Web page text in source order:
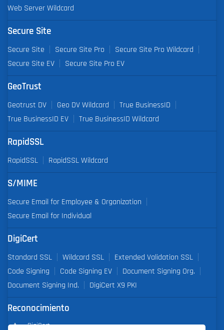
Web Server Wildcard
Secure Site
Secure Site Secure Site Pro
Secure Site Pro Wildcard
Secure Site EV
Secure Site Pro EV
GeoTrust
Geotrust DV Geo DV Wildcard
True BusinessID
True BusinessID EV
True BusinessID Wildcard
RapidSSL
RapidSSL RapidSSL Wildcard
S/MIME
Secure Email for Employee & Organization
Secure Email for Individual
DigiCert
Standard SSL Wildcard SSL
Extended Validation SSL
Code Signing
Code Signing EV
Document Signing Org.
Document Signing Ind.
DigiCert X9 PKI
Reconocimiento
DigiCert